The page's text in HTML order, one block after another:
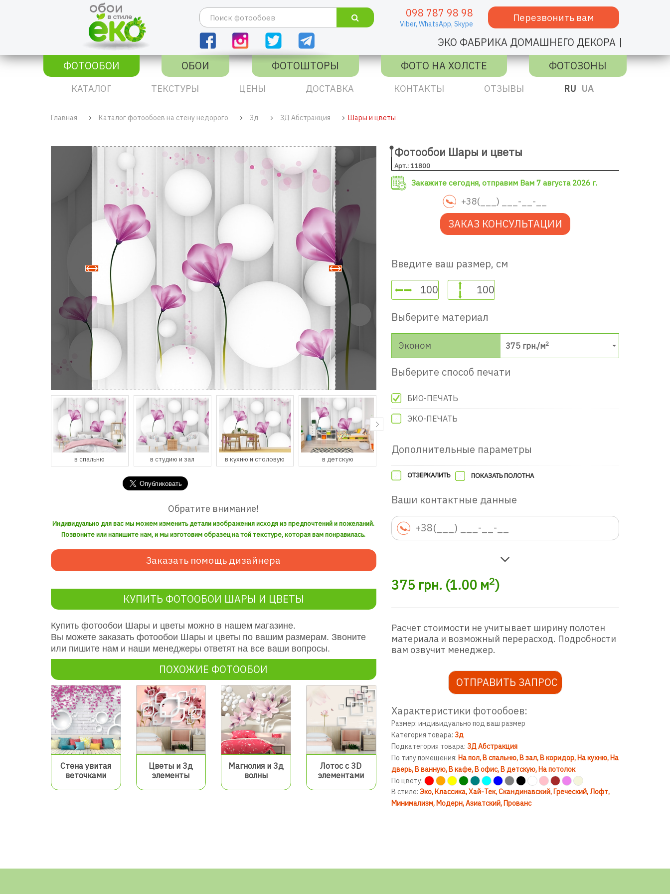
098 787 98 98
Viber, WhatsApp, Skype
Перезвонить вам
ЭКО ФАБРИКА ДОМАШНЕГО ДЕКОРА |
ФОТООБОИ
ОБОИ ФОТОШТОРЫ ФОТО НА ХОЛСТЕ ФОТОЗОНЫ
КАТАЛОГ ТЕКСТУРЫ ЦЕНЫ ДОСТАВКА КОНТАКТЫ ОТЗЫВЫ RU UA
Главная Каталог фотообоев на стену недорого 3д 3Д Абстракция Шары и цветы
в студию и зал в кухню и столовую в детскую в гостевую
Обратите внимание!
Индивидуально для вас мы можем изменить детали изображения исходя из предпочтений и пожеланий.
Позвоните или напишите нам, и мы изготовим образец на той текстуре, которая вам понравилась.
Заказать помощь дизайнера
КУПИТЬ ФОТООБОИ ШАРЫ И ЦВЕТЫ
Купить фотообои Шары и цветы можно в нашем магазине.
Вы можете заказать фотообои Шары и цветы по вашим размерам. Звоните
или пишите нам и наши менеджеры ответят на все ваши вопросы.
ПОХОЖИЕ ФОТООБОИ
Стена увитая
веточками
Цветы и 3д
элементы
Магнолия и 3д
волны
Лотос с 3D
элементами
Фотообои Шары и цветы
Арт.: 11800
Закажите сегодня, отправим Вам 7 августа 2026 г.
ЗАКАЗ КОНСУЛЬТАЦИИ
Введите ваш размер, см
Выберите материал
Эконом 375 грн./м2
Выберите способ печати
БИО-ПЕЧАТЬ
ЭКО-ПЕЧАТЬ
Дополнительные параметры
ОТЗЕРКАЛИТЬ ПОКАЗАТЬ ПОЛОТНА
Ваши контактные данные
375 грн. (1.00м2)
Расчет стоимости не учитывает ширину полотен
материала и возможный перерасход. Подробности
вам озвучит менеджер.
ОТПРАВИТЬ ЗАПРОС
Характеристики фотообоев:
Размер: индивидуально под ваш размер
Категория товара: 3д
Подкатегория товара: 3Д Абстракция
По типу помещения: На пол В спальню В зал В коридор На кухню На
дверь В ванную В кафе В офис В детскую На потолок
По цвету:
В стиле: Эко Классика Хай-Тек Скандинавский Греческий Лофт
Минимализм Модерн Азиатский Прованс